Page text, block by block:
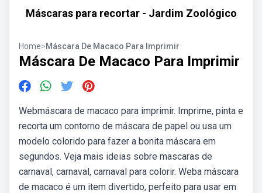
Máscaras para recortar - Jardim Zoológico
Home>Máscara De Macaco Para Imprimir
Máscara De Macaco Para Imprimir
Webmáscara de macaco para imprimir. Imprime, pinta e
recorta um contorno de máscara de papel ou usa um
modelo colorido para fazer a bonita máscara em
segundos. Veja mais ideias sobre mascaras de
carnaval, carnaval, carnaval para colorir. Weba máscara
de macaco é um item divertido, perfeito para usar em